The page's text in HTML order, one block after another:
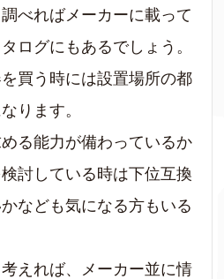
べればメーカーに載って
ログにもあるでしょう。
買う時には設置場所の都
ります。
る能力が備わっているか
討している時は下位互換
なども気になる方もいる
えれば、メーカー並に情